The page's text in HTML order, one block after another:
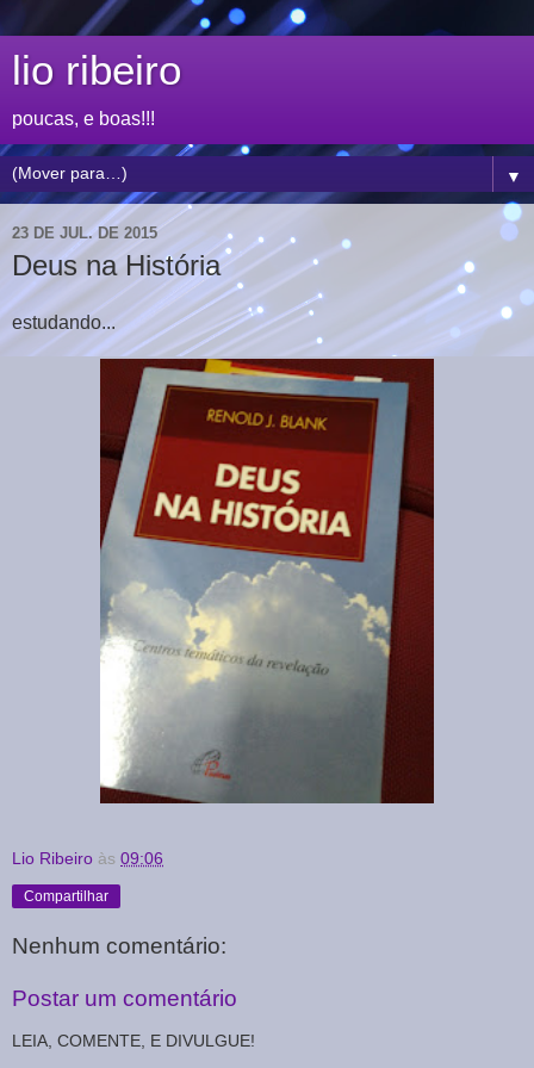
lio ribeiro
poucas, e boas!!!
▼
23 DE JUL. DE 2015
Deus na História
estudando...
Lio Ribeiro às 09:06
Compartilhar
Nenhum comentário:
Postar um comentário
LEIA, COMENTE, E DIVULGUE!